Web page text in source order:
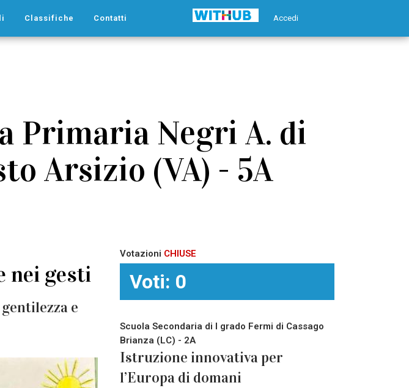
Accedi
Classifiche Contatti
Primaria Negri A. di
Arsizio (VA) - 5A
nei gesti
e
Votazioni CHIUSE
Voti: 0
Scuola Secondaria di I grado Fermi di Cassago
Brianza (LC) - 2A
Istruzione innovativa per
l’Europa di domani